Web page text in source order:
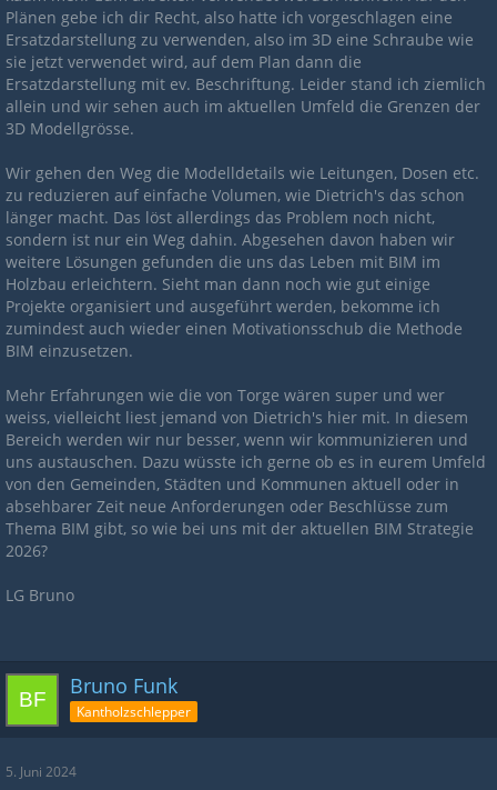
Plänen gebe ich dir Recht, also hatte ich vorgeschlagen eine
Ersatzdarstellung zu verwenden, also im 3D eine Schraube wie
sie jetzt verwendet wird, auf dem Plan dann die
Ersatzdarstellung mit ev. Beschriftung. Leider stand ich ziemlich
allein und wir sehen auch im aktuellen Umfeld die Grenzen der
3D Modellgrösse.
Wir gehen den Weg die Modelldetails wie Leitungen, Dosen etc.
zu reduzieren auf einfache Volumen, wie Dietrich's das schon
länger macht. Das löst allerdings das Problem noch nicht,
sondern ist nur ein Weg dahin. Abgesehen davon haben wir
weitere Lösungen gefunden die uns das Leben mit BIM im
Holzbau erleichtern. Sieht man dann noch wie gut einige
Projekte organisiert und ausgeführt werden, bekomme ich
zumindest auch wieder einen Motivationsschub die Methode
BIM einzusetzen.
Mehr Erfahrungen wie die von Torge wären super und wer
weiss, vielleicht liest jemand von Dietrich's hier mit. In diesem
Bereich werden wir nur besser, wenn wir kommunizieren und
uns austauschen. Dazu wüsste ich gerne ob es in eurem Umfeld
von den Gemeinden, Städten und Kommunen aktuell oder in
absehbarer Zeit neue Anforderungen oder Beschlüsse zum
Thema BIM gibt, so wie bei uns mit der aktuellen BIM Strategie
2026?
LG Bruno
Bruno Funk
Kantholzschlepper
5. Juni 2024